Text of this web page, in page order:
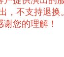
，不支持退换。
您的理解！